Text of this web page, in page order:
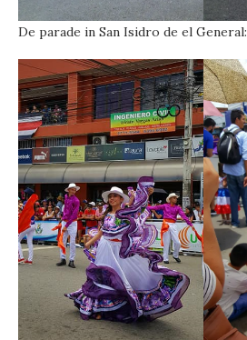
De parade in San Isidro de el General: